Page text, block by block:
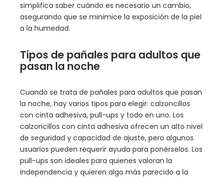
simplifica saber cuándo es necesario un cambio,
asegurando que se minimice la exposición de la piel
a la humedad.
Tipos de pañales para adultos que
pasan la noche
Cuando se trata de pañales para adultos que pasan
la noche, hay varios tipos para elegir: calzoncillos
con cinta adhesiva, pull-ups y todo en uno. Los
calzoncillos con cinta adhesiva ofrecen un alto nivel
de seguridad y capacidad de ajuste, pero algunos
usuarios pueden requerir ayuda para ponérselos. Los
pull-ups son ideales para quienes valoran la
independencia y quieren algo más parecido a la